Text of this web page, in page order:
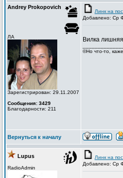
Andrey Prokopovich
ЛА
Зарегистрирован: 29.11.2007
Сообщения: 3429
Благодарности: 211
Линк на
Добавлено: Ср
Вилка
©Но что-то,
Вернуться к началу
Lupus
RadioAdmin
Линк на
Добавлено: Ср